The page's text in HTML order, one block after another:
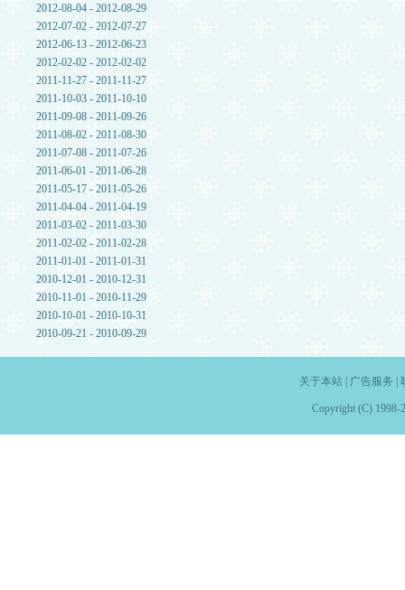
2012-08-04 - 2012-08-29
2012-07-02 - 2012-07-27
2012-06-13 - 2012-06-23
2012-02-02 - 2012-02-02
2011-11-27 - 2011-11-27
2011-10-03 - 2011-10-10
2011-09-08 - 2011-09-26
2011-08-02 - 2011-08-30
2011-07-08 - 2011-07-26
2011-06-01 - 2011-06-28
2011-05-17 - 2011-05-26
2011-04-04 - 2011-04-19
2011-03-02 - 2011-03-30
2011-02-02 - 2011-02-28
2011-01-01 - 2011-01-31
2010-12-01 - 2010-12-31
2010-11-01 - 2010-11-29
2010-10-01 - 2010-10-31
2010-09-21 - 2010-09-29
关于本站| 广告服务
Copyright (C) 1998-